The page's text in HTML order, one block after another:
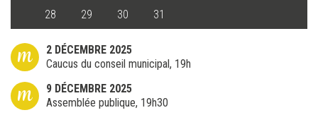
28 29 30 31
m
2 DÉCEMBRE 2025
Caucus du conseil municipal, 19h
m
9 DÉCEMBRE 2025
Assemblée publique, 19h30